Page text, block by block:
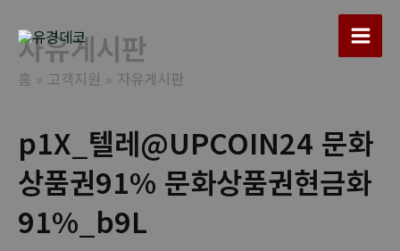
Main
자유게시판
홈 고객지원 자유게시판
p1X_텔레@UPCOIN24 문화
상품권91% 문화상품권현금화
91%_b9L